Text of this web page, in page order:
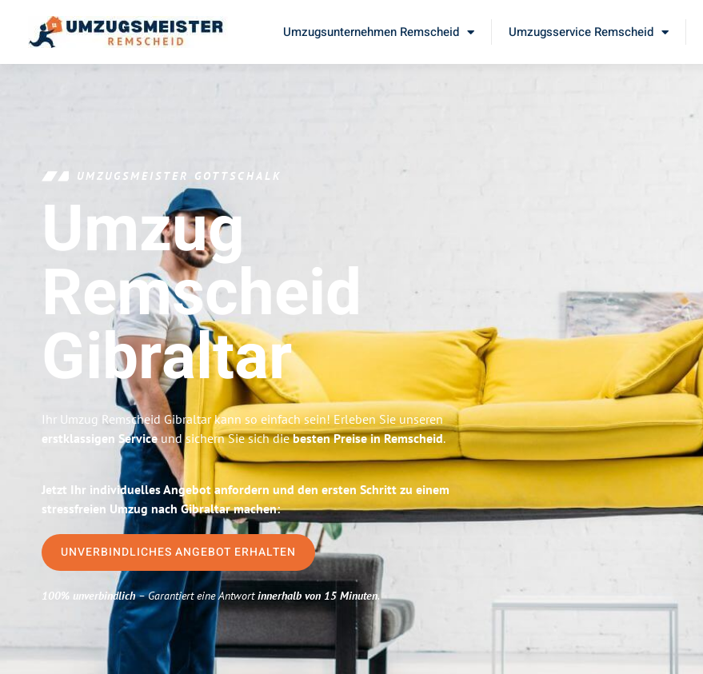
Umzugsunternehmen Remscheid Umzugsservice Remscheid
UMZUGSMEISTER GOTTSCHALK
Umzug
Remscheid
Gibraltar
Ihr Umzug Remscheid Gibraltar kann so einfach sein! Erleben Sie unseren
erstklassigen Serviceund sichern Sie sich diebesten Preise in Remscheid.
Jetzt Ihr individuelles Angebot anfordern und den ersten Schritt zu einem
stressfreien Umzug nach Gibraltar machen:
UNVERBINDLICHES ANGEBOT ERHALTEN
100% unverbindlich– Garantiert eine Antwortinnerhalb von 15 Minuten.